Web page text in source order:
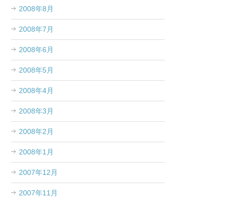
2008年8月
2008年7月
2008年6月
2008年5月
2008年4月
2008年3月
2008年2月
2008年1月
2007年12月
2007年11月